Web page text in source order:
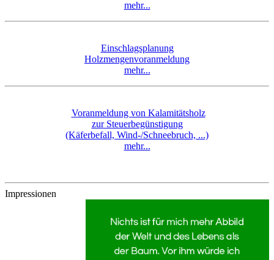
mehr...
Einschlagsplanung
Holzmengenvoranmeldung
mehr...
Voranmeldung von Kalamitätsholz
zur Steuerbegünstigung
(Käferbefall, Wind-/Schneebruch, ...)
mehr...
Impressionen